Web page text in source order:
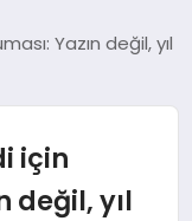
Yazın değil, yıl
için
değil, yıl